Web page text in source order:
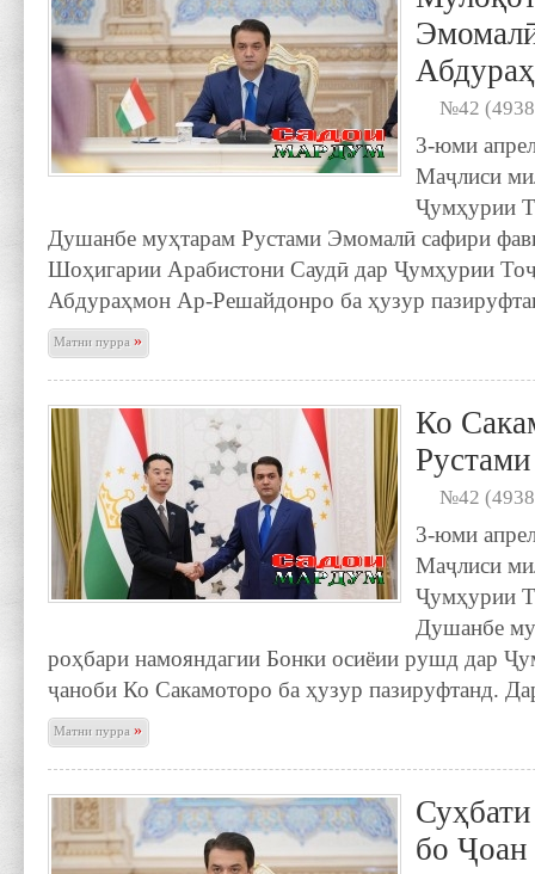
№42
3-юми
Маҷлиси
Ҷумҳурии
Душанбе муҳтарам Рустами Эмомалӣ сафири
Шоҳигарии Арабистони Саудӣ дар Ҷумҳурии
Абдураҳмон Ар-Решайдонро ба ҳузур
Матни пурра»
Ко
№42
3-юми
Маҷлиси
Ҷумҳурии
Душанбе
роҳбари намояндагии Бонки осиёии рушд дар
ҷаноби Ко Сакамоторо ба ҳузур пазируфтанд.
Матни пурра»
бо